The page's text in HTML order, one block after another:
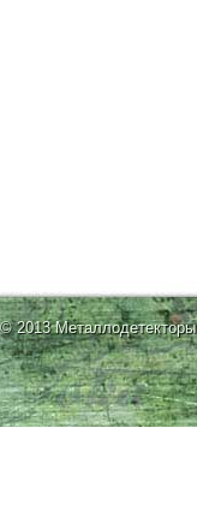
© 2013 Металлодетекторы